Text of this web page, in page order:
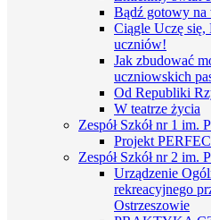
Bądź gotowy na
Ciągle Uczę
uczniów!
Jak zbudować
uczniowskich
Od Republiki
W teatrze życia
Zespół Szkół nr 1 im.
Projekt
Zespół Szkół nr 2 im.
Urządzenie
rekreacyjnego
Ostrzeszowie